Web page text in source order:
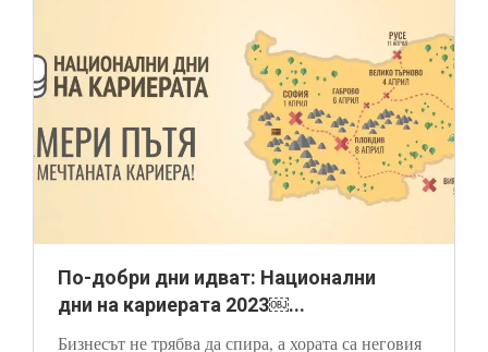
По-добри дни идват: Национални
дни на кариерата 2023￼...
Бизнесът не трябва да спира, а хората са неговия